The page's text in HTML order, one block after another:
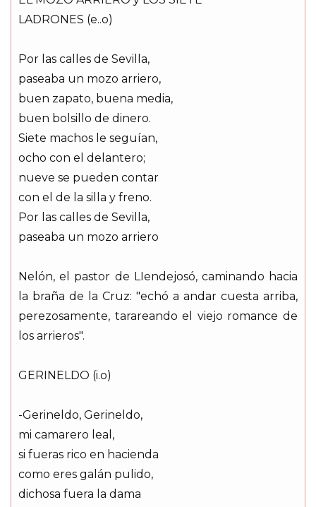
LADRONES (e..o)
Por las calles de Sevilla,
paseaba un mozo arriero,
buen zapato, buena media,
buen bolsillo de dinero.
Siete machos le seguían,
ocho con el delantero;
nueve se pueden contar
con el de la silla y freno.
Por las calles de Sevilla,
paseaba un mozo arriero
Nelón, el pastor de LIendejosó, caminando hacia
la braña de la Cruz: "echó a andar cuesta arriba,
perezosamente, tarareando el viejo romance de
los arrieros".
GERINELDO (i.o)
-Gerineldo, Gerineldo,
mi camarero leal,
si fueras rico en hacienda
como eres galán pulido,
dichosa fuera la dama